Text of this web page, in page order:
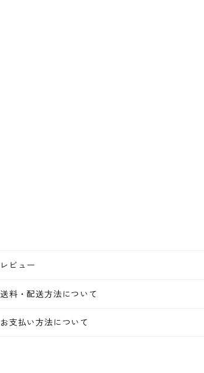
レビュー
送料・配送方法について
お支払い方法について